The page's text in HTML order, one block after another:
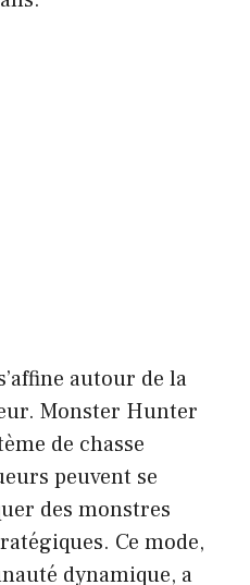
autour de la
Monster Hunter
de chasse
peuvent se
des monstres
Ce mode,
dynamique, a